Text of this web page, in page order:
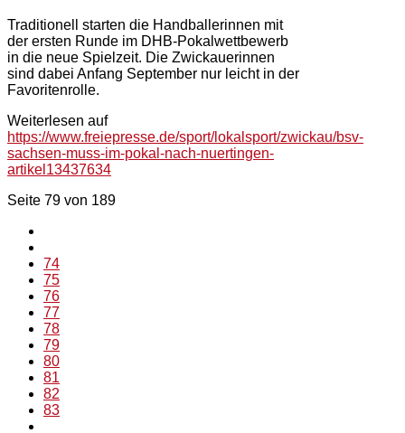
Traditionell starten die Handballerinnen mit
der ersten Runde im DHB-Pokalwettbewerb
in die neue Spielzeit. Die Zwickauerinnen
sind dabei Anfang September nur leicht in der
Favoritenrolle.
Weiterlesen auf
https://www.freiepresse.de/sport/lokalsport/zwickau/bsv-
sachsen-muss-im-pokal-nach-nuertingen-
artikel13437634
Seite 79 von 189
74
75
76
77
78
79
80
81
82
83